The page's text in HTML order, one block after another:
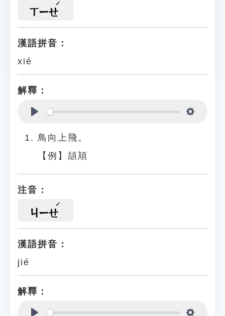
ㄒㄧㄝ
漢語拼音：
xié
解釋：
鳥向上飛。
【例】頡頏
注音：
ㄐㄧㄝ
漢語拼音：
jié
解釋：